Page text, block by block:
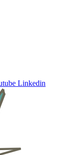
Linkedin